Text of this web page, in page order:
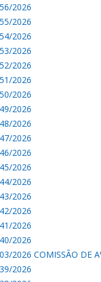
2026
2026
2026
2026
2026
2026
2026
2026
2026
2026
2026
2026
2026
2026
2026
2026
2026
2026 COMISSÃO DE
2026